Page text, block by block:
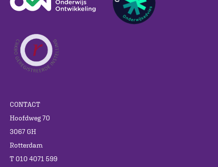
CONTACT
Hoofdweg 70
3067 GH
Rotterdam
T 010 4071 599